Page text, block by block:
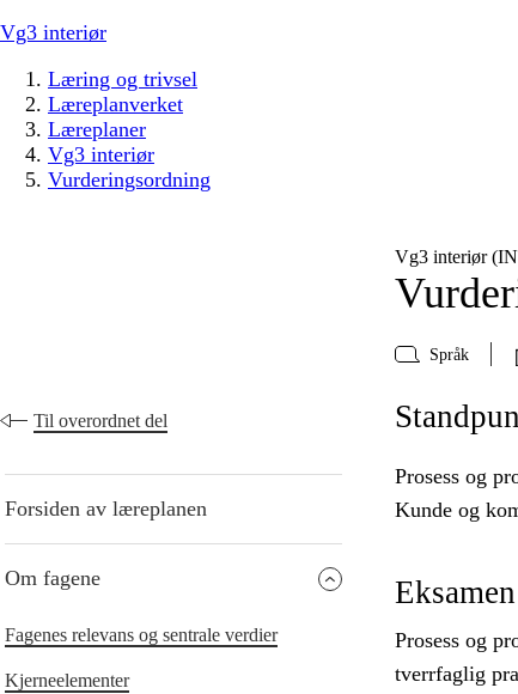
Vg3 interiør
Læring og trivsel
Læreplanverket
Læreplaner
Vg3 interiør
Vurderingsordning
Vg3 interiør
Språk
Til overordnet del
Forsiden av læreplanen
Om fagene
Fagenes relevans og sentrale verdier
Kjerneelementer
Prosess og
Kunde og
Prosess og
tverrfaglig